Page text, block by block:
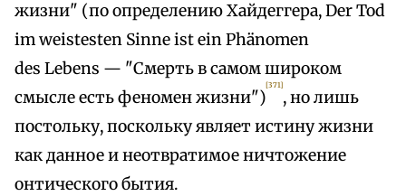
жизни" (по определению Хайдеггера, Der Tod
im weistesten Sinne ist ein Phänomen
des Lebens — "Смерть в самом широком
смысле есть феномен жизни")
[371]
, но лишь
постольку, поскольку являет истину жизни
как данное и неотвратимое ничтожение
онтического бытия.